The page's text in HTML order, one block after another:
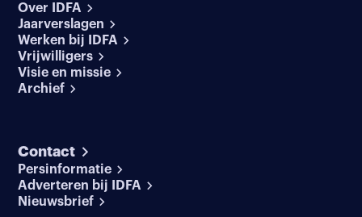
Over IDFA
Jaarverslagen
Werken bij IDFA
Vrijwilligers
Visie en missie
Archief
Contact
Persinformatie
Adverteren bij IDFA
Nieuwsbrief